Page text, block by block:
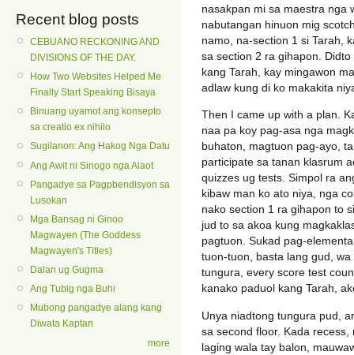
Recent blog posts
CEBUANO RECKONING AND
DIVISIONS OF THE DAY.
How Two Websites Helped Me
Finally Start Speaking Bisaya
Binuang uyamot ang konsepto
sa creatio ex nihilo
Sugilanon: Ang Hakog Nga Datu
Ang Awit ni Sinogo nga Alaot
Pangadye sa Pagpbendisyon sa
Lusokan
Mga Bansag ni Ginoo
Magwayen (The Goddess
Magwayen's Titles)
Dalan ug Gugma
Ang Tubig nga Buhi
Mubong pangadye alang kang
Diwata Kaptan
more
nasakpan mi sa maestra nga
nabutangan hinuon mig
namo, na-section 1 si Tarah,
sa section 2 ra gihapon.
kang Tarah, kay mingawon
adlaw kung di ko makakita
Then I came up with a plan.
naa pa koy pag-asa nga
buhaton, magtuon pag-ayo,
participate sa tanan klasrum
quizzes ug tests. Simpol ra
kibaw man ko ato niya, nga
nako section 1 ra gihapon to
jud to sa akoa kung
pagtuon. Sukad pag-
tuon-tuon, basta lang gud,
tungura, every score test
kanako paduol kang Tarah,
Unya niadtong tungura pud,
sa second floor. Kada
laging wala tay balon,